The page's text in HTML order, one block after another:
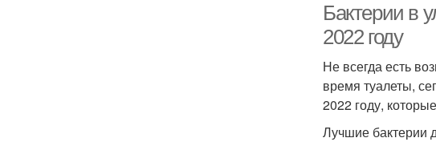
Бактерии в
2022 году
Не всегда есть
время туалеты,
2022 году,
Лучшие бактерии